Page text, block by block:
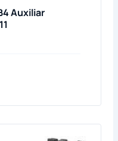
Auxiliar